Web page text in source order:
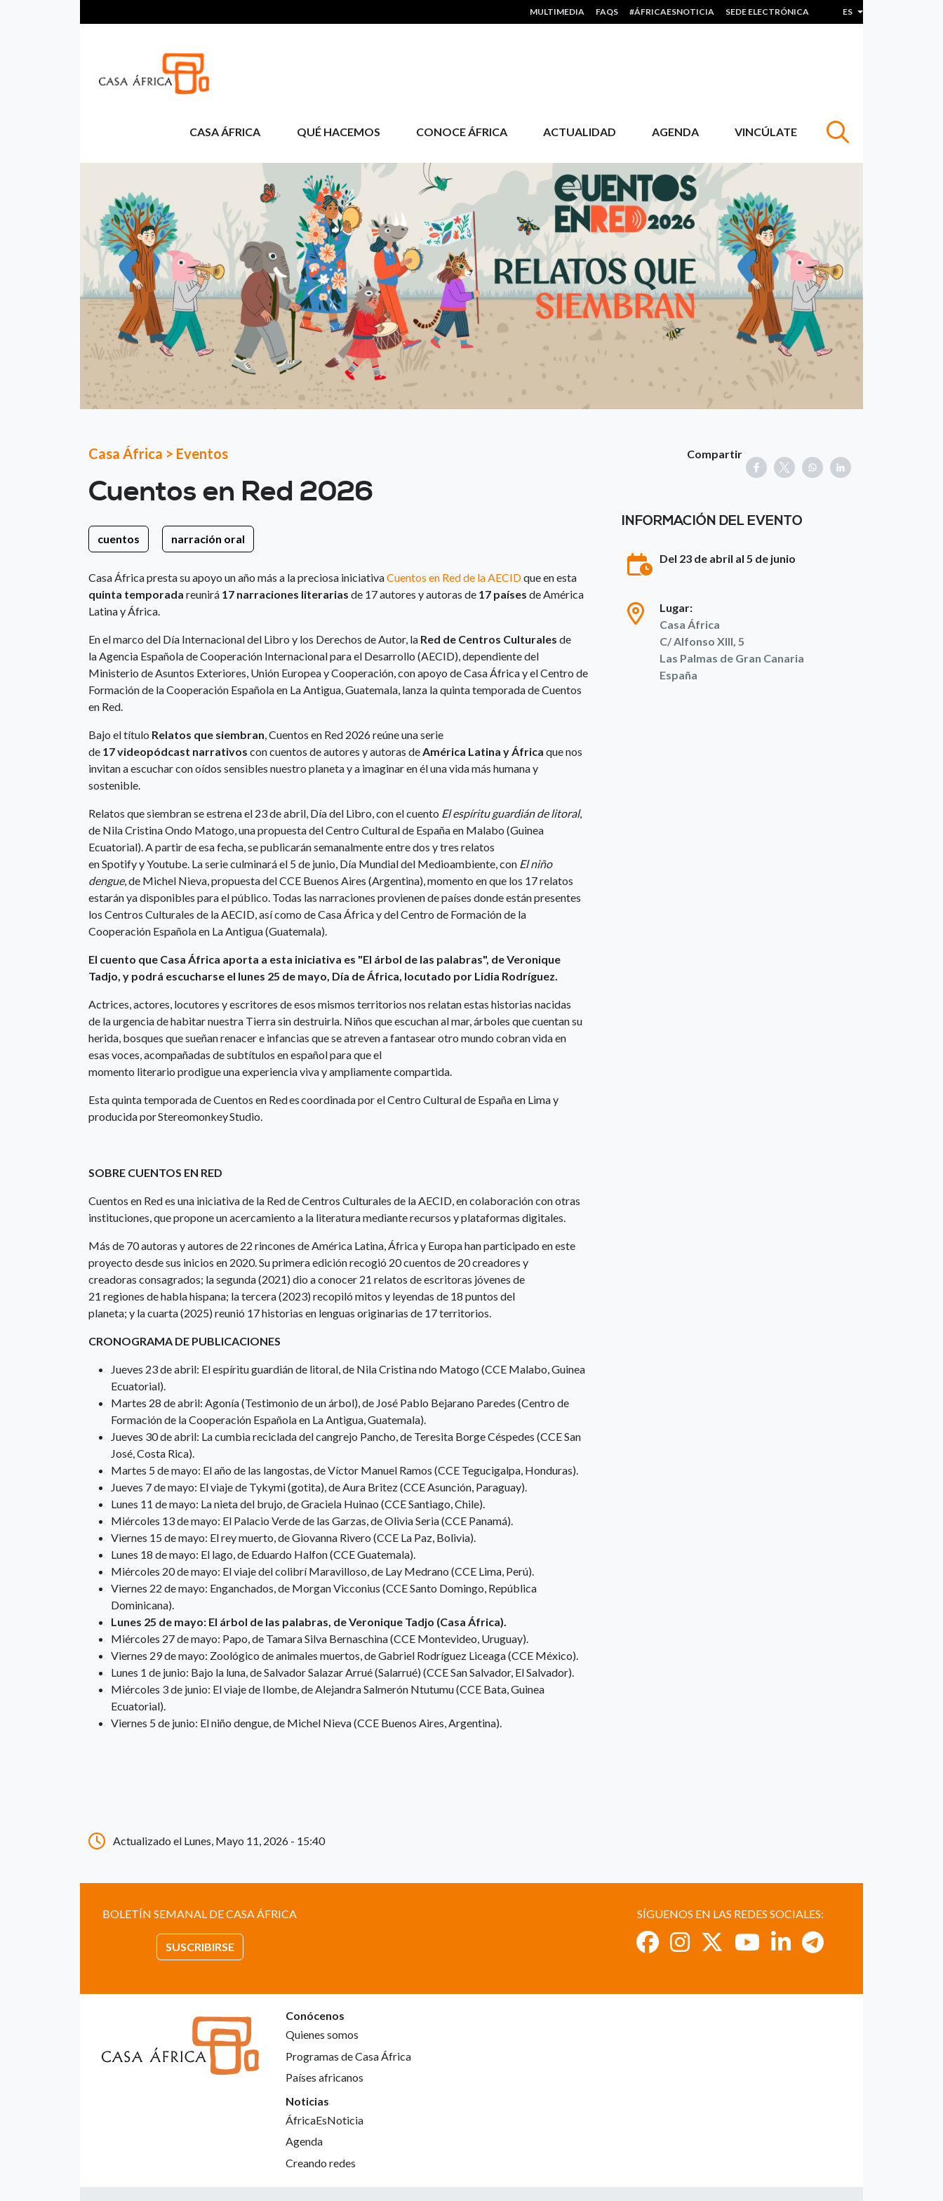
HEADER MENU
MULTIMEDIA FAQS #ÁFRICAESNOTICIA SEDE ELECTRÓNICA ES Lista adicional de
CASA ÁFRICA QUÉ HACEMOS CONOCE ÁFRICA ACTUALIDAD AGENDA VINCÚLATE
Casa África > Eventos
Cuentos en Red 2026
cuentos narración oral
Casa África presta su apoyo un año más a la preciosa iniciativaCuentos en Red de la AECIDque en esta
quinta temporada reunirá 17 narraciones literarias de 17 autores y autoras de 17 países de América
Latina y África.
En el marco del Día Internacional del Libro y los Derechos de Autor, la Red de Centros Culturales de
la Agencia Española de Cooperación Internacional para el Desarrollo (AECID), dependiente del
Ministerio de Asuntos Exteriores, Unión Europea y Cooperación, con apoyo de Casa África y el Centro de
Formación de la Cooperación Española en La Antigua, Guatemala, lanza la quinta temporada de Cuentos
en Red.
Bajo el título Relatos que siembran , Cuentos en Red 2026 reúne una serie
de 17 videopódcast narrativos con cuentos de autores y autoras de América Latina y África que nos
invitan a escuchar con oídos sensibles nuestro planeta y a imaginar en él una vida más humana y
sostenible.
Relatos que siembran se estrena el 23 de abril, Día del Libro, con el cuento El espíritu guardián de litoral,
de Nila Cristina Ondo Matogo, una propuesta del Centro Cultural de España en Malabo (Guinea
Ecuatorial). A partir de esa fecha, se publicarán semanalmente entre dos y tres relatos
en Spotify y Youtube. La serie culminará el 5 de junio, Día Mundial del Medioambiente, con El niño
dengue, de Michel Nieva, propuesta del CCE Buenos Aires (Argentina), momento en que los 17 relatos
estarán ya disponibles para el público. Todas las narraciones provienen de países donde están presentes
los Centros Culturales de la AECID, así como de Casa África y del Centro de Formación de la
Cooperación Española en La Antigua (Guatemala).
El cuento que Casa África aporta a esta iniciativa es "El árbol de las palabras", de Veronique
Tadjo, y podrá escucharse el lunes 25 de mayo, Día de África, locutado por Lidia Rodríguez.
Actrices, actores, locutores y escritores de esos mismos territorios nos relatan estas historias nacidas
de la urgencia de habitar nuestra Tierra sin destruirla. Niños que escuchan al mar, árboles que cuentan su
herida, bosques que sueñan renacer e infancias que se atreven a fantasear otro mundo cobran vida en
esas voces, acompañadas de subtítulos en español para que el
momento literario prodigue una experiencia viva y ampliamente compartida.
Esta quinta temporada de Cuentos en Red es coordinada por el Centro Cultural de España en Lima y
producida por Stereomonkey Studio.
SOBRE CUENTOS EN RED
Cuentos en Red es una iniciativa de la Red de Centros Culturales de la AECID, en colaboración con otras
instituciones, que propone un acercamiento a la literatura mediante recursos y plataformas digitales.
Más de 70 autoras y autores de 22 rincones de América Latina, África y Europa han participado en este
proyecto desde sus inicios en 2020. Su primera edición recogió 20 cuentos de 20 creadores y
creadoras consagrados; la segunda (2021) dio a conocer 21 relatos de escritoras jóvenes de
21 regiones de habla hispana; la tercera (2023) recopiló mitos y leyendas de 18 puntos del
planeta; y la cuarta (2025) reunió 17 historias en lenguas originarias de 17 territorios.
CRONOGRAMA DE PUBLICACIONES
Jueves 23 de abril: El espíritu guardián de litoral, de Nila Cristina ndo Matogo (CCE Malabo, Guinea
Ecuatorial).
Martes 28 de abril: Agonía (Testimonio de un árbol), de José Pablo Bejarano Paredes (Centro de
Formación de la Cooperación Española en La Antigua, Guatemala).
Jueves 30 de abril: La cumbia reciclada del cangrejo Pancho, de Teresita Borge Céspedes (CCE San
José, Costa Rica).
Martes 5 de mayo: El año de las langostas, de Víctor Manuel Ramos (CCE Tegucigalpa, Honduras).
Jueves 7 de mayo: El viaje de Tykymi (gotita), de Aura Britez (CCE Asunción, Paraguay).
Lunes 11 de mayo: La nieta del brujo, de Graciela Huinao (CCE Santiago, Chile).
Miércoles 13 de mayo: El Palacio Verde de las Garzas, de Olivia Seria (CCE Panamá).
Viernes 15 de mayo: El rey muerto, de Giovanna Rivero (CCE La Paz, Bolivia).
Lunes 18 de mayo: El lago, de Eduardo Halfon (CCE Guatemala).
Miércoles 20 de mayo: El viaje del colibrí Maravilloso, de Lay Medrano (CCE Lima, Perú).
Viernes 22 de mayo: Enganchados, de Morgan Vicconius (CCE Santo Domingo, República
Dominicana).
Lunes 25 de mayo: El árbol de las palabras, de Veronique Tadjo (Casa África).
Miércoles 27 de mayo: Papo, de Tamara Silva Bernaschina (CCE Montevideo, Uruguay).
Viernes 29 de mayo: Zoológico de animales muertos, de Gabriel Rodríguez Liceaga (CCE México).
Lunes 1 de junio: Bajo la luna, de Salvador Salazar Arrué (Salarrué) (CCE San Salvador, El Salvador).
Miércoles 3 de junio: El viaje de Ilombe, de Alejandra Salmerón Ntutumu (CCE Bata, Guinea
Ecuatorial).
Viernes 5 de junio: El niño dengue, de Michel Nieva (CCE Buenos Aires, Argentina).
Actualizado el Lunes, Mayo 11, 2026 - 15:40
Compartir
INFORMACIÓN DEL EVENTO
Del 23 de abril al 5 de junio
Lugar:
Casa África
C/ Alfonso XIII, 5
Las Palmas de Gran Canaria
España
BOLETÍN SEMANAL DE CASA ÁFRICA
SUSCRIBIRSE
SÍGUENOS EN LAS REDES SOCIALES:
Conócenos
Quienes somos
Programas de Casa África
Países africanos
Noticias
ÁfricaEsNoticia
Agenda
Creando redes